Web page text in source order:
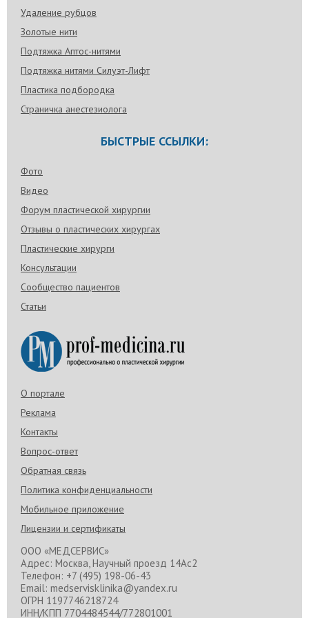
Удаление рубцов
Золотые нити
Подтяжка Аптос-нитями
Подтяжка нитями Силуэт-Лифт
Пластика подбородка
Страничка анестезиолога
БЫСТРЫЕ ССЫЛКИ:
Фото
Видео
Форум пластической хирургии
Отзывы о пластических хирургах
Пластические хирурги
Консультации
Сообщество пациентов
Статьи
О портале
Реклама
Контакты
Вопрос-ответ
Обратная связь
Политика конфиденциальности
Мобильное приложение
Лицензии и сертификаты
ООО «МЕДСЕРВИС»
Адрес: Москва, Научный проезд 14Ас2
Телефон: +7 (495) 198-06-43
Email: medservisklinika@yandex.ru
ОГРН 1197746218724
ИНН/КПП 7704484544/772801001